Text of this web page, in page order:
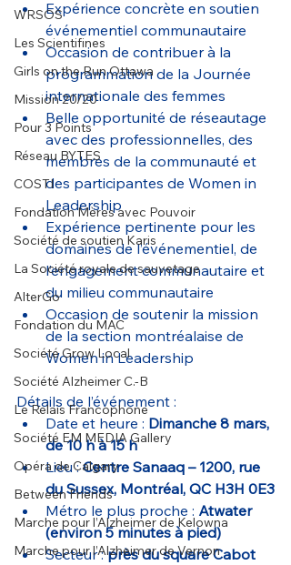
WRSOS
Les Scientifines
Girls on the Run Ottawa
Mission 20/20
Pour 3 Points
Réseau BYTES
COSTI
Fondation Mères avec Pouvoir
Société de soutien Karis
La Société royale de sauvetage
AlterGo
Fondation du MAC
Société Grow Local
Société Alzheimer C.-B
Le Relais Francophone
Société EM MEDIA Gallery
Opéra de Calgary
Between Friends
Marche pour l’Alzheimer de Kelowna
Marche pour l’Alzheimer de Vernon
Expérience concrète en soutien
événementiel communautaire
Occasion de contribuer à la
programmation de la Journée
internationale des femmes
Belle opportunité de réseautage
avec des professionnelles, des
membres de la communauté et
des participantes de Women in
Leadership
Expérience pertinente pour les
domaines de l’événementiel, de
l’engagement communautaire et
du milieu communautaire
Occasion de soutenir la mission
de la section montréalaise de
Women in Leadership
Détails de l’événement :
Date et heure : Dimanche 8 mars,
de 10 h à 15 h
Lieu : Centre Sanaaq – 1200, rue
du Sussex, Montréal, QC H3H 0E3
Métro le plus proche : Atwater
(environ 5 minutes à pied)
Secteur : près du square Cabot